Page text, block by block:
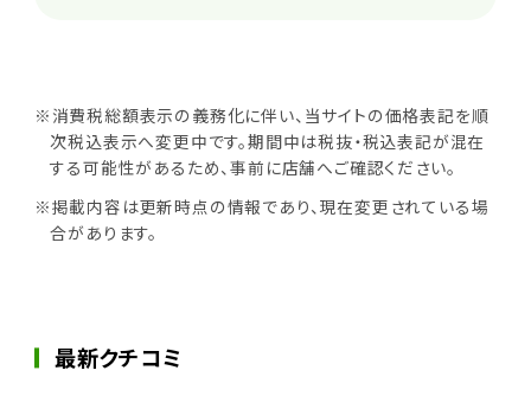
※消費税総額表示の義務化に伴い、当サイトの価格表記を順
次税込表示へ変更中です。期間中は税抜・税込表記が混在
する可能性があるため、事前に店舗へご確認ください。
※掲載内容は更新時点の情報であり、現在変更されている場
合があります。
最新クチコミ